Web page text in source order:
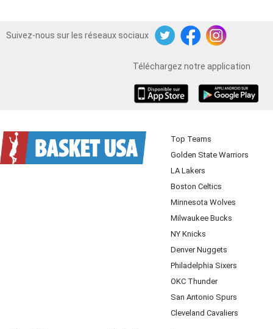
Suivez-nous sur les réseaux sociaux
TwitterFacebookInstagram
Téléchargez notre application
Top Teams
Golden State Warriors
LA Lakers
Boston Celtics
Minnesota Wolves
Milwaukee Bucks
NY Knicks
Denver Nuggets
Philadelphia Sixers
OKC Thunder
San Antonio Spurs
Cleveland Cavaliers